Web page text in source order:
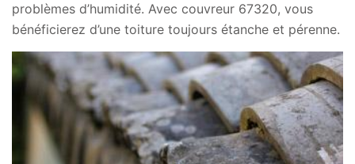
problèmes d’humidité. Avec couvreur 67320, vous
bénéficierez d’une toiture toujours étanche et pérenne.